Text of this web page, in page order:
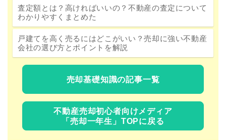
査定額とは？高ければいいの？不動産の査定について
わかりやすくまとめた
戸建てを高く売るにはどこがいい？売却に強い不動産
会社の選び方とポイントを解説
売却基礎知識の記事一覧
不動産売却初心者向けメディア
「売却一年生」TOPに戻る